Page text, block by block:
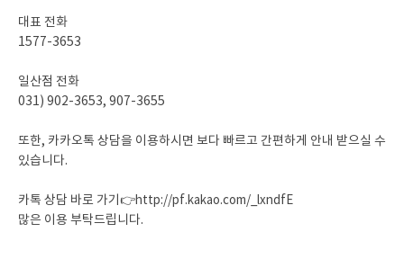
대표 전화
1577-3653
일산점 전화
031) 902-3653, 907-3655
또한, 카카오톡 상담을 이용하시면 보다 빠르고 간편하게 안내 받으실 수
있습니다.
카톡 상담 바로 가기👉http://pf.kakao.com/_lxndfE
많은 이용 부탁드립니다.